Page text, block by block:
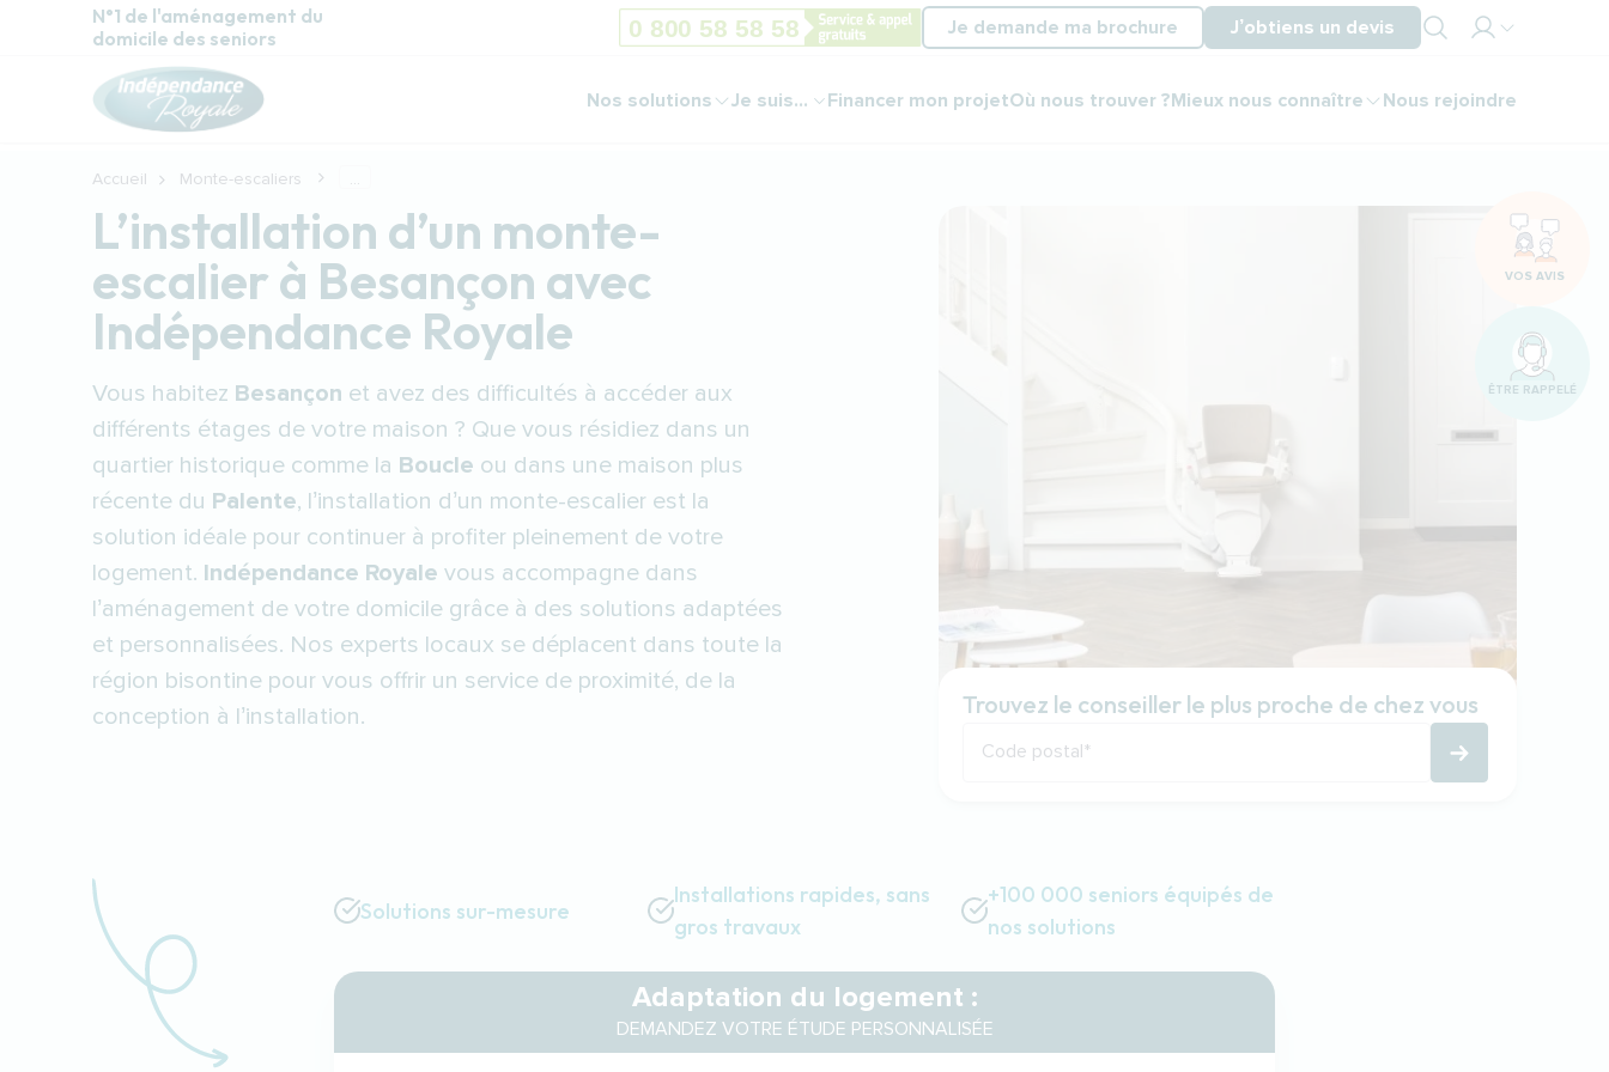
Aller au contenu principal
N°1 de l'aménagement du
domicile des seniors
Je demande ma brochure
J’obtiens un devis
espace
Nos solutions Je suis... Financer mon projetOù nous trouver ?Mieux nous connaître Nous rejoindre
Accueil Monte-escaliers ...
L’installation d’un monte-
escalier à Besançon avec
Indépendance Royale
Vous habitez Besançon et avez des difficultés à accéder aux
différents étages de votre maison ? Que vous résidiez dans un
quartier historique comme la Boucle ou dans une maison plus
récente du Palente, l’installation d’un monte-escalier est la
solution idéale pour continuer à profiter pleinement de votre
logement. Indépendance Royale vous accompagne dans
l’aménagement de votre domicile grâce à des solutions adaptées
et personnalisées. Nos experts locaux se déplacent dans toute la
région bisontine pour vous offrir un service de proximité, de la
conception à l’installation.
Trouvez le conseiller le plus proche de chez vous
Code postal*
Solutions sur-mesure
Installations rapides, sans
gros travaux
+100 000 seniors équipés de
nos solutions
Adaptation du logement :
DEMANDEZ VOTRE ÉTUDE PERSONNALISÉE
VOS AVIS
ÊTRE RAPPELÉ